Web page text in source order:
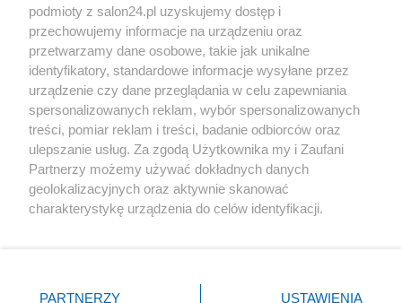
Społeczeństwo
Kultura
X Facebook Instagram Youtube
podmioty z salon24.pl uzyskujemy dostęp i
przechowujemy informacje na urządzeniu oraz
przetwarzamy dane osobowe, takie jak unikalne
identyfikatory, standardowe informacje wysyłane przez
urządzenie czy dane przeglądania w celu zapewniania
spersonalizowanych reklam, wybór spersonalizowanych
treści, pomiar reklam i treści, badanie odbiorców oraz
ulepszanie usług. Za zgodą Użytkownika my i Zaufani
Partnerzy możemy używać dokładnych danych
geolokalizacyjnych oraz aktywnie skanować
charakterystykę urządzenia do celów identyfikacji.
zmienić/wycofać klikając przycisk ustawień prywatności
PARTNERZY USTAWIENIA